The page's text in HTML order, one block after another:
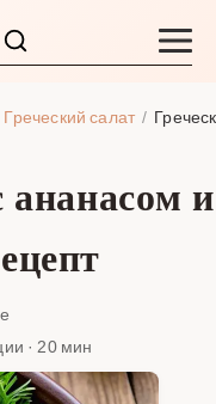
Греческий салат
ананасом и
· 20 мин